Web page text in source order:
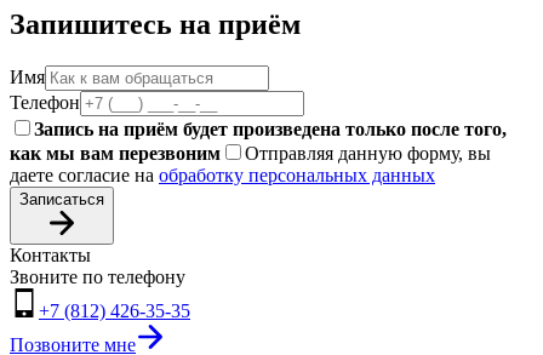
Запишитесь на приём
Имя
Телефон
Запись на приём будет произведена только после того,
как мы вам перезвоним
Отправляя данную форму, вы
даете согласие на обработку персональных данных
Записаться
Контакты
Звоните по телефону
+7 (812) 426-35-35
Позвоните мне